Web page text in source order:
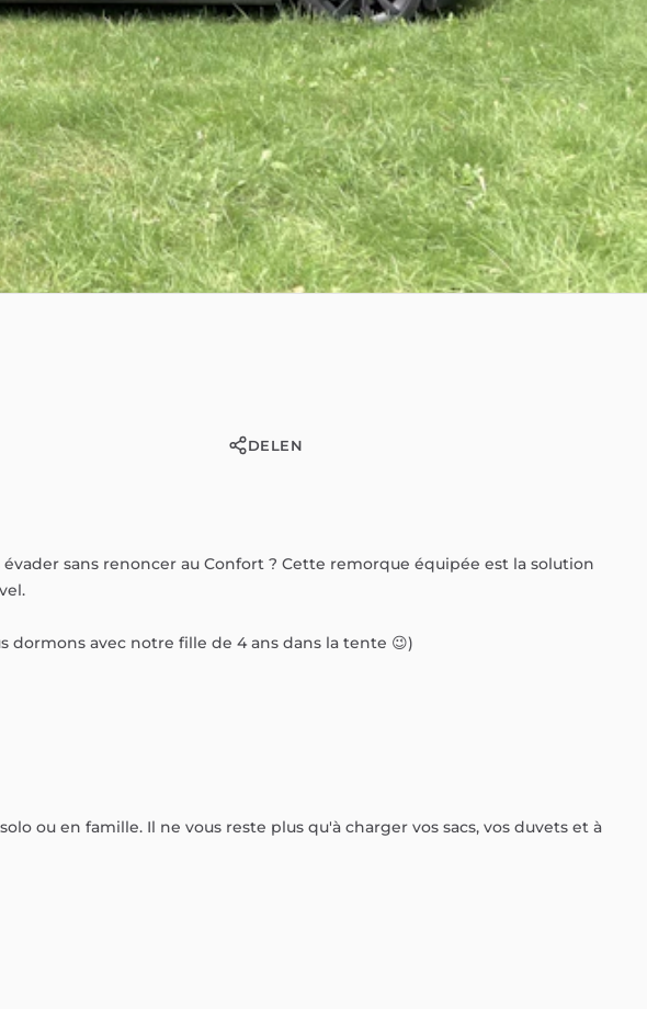
DELEN
évader sans renoncer au Confort ? Cette remorque équipée est la solution
dormons avec notre fille de 4 ans dans la tente 😉)
solo ou en famille. Il ne vous reste plus qu'à charger vos sacs, vos duvets et à